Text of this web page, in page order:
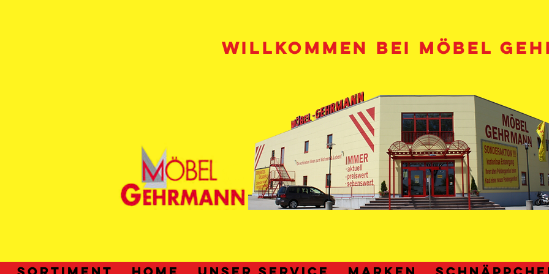
WILLKOMMEN BEI MÖBEL